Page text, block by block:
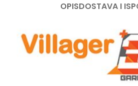
OPISDOSTAVA I